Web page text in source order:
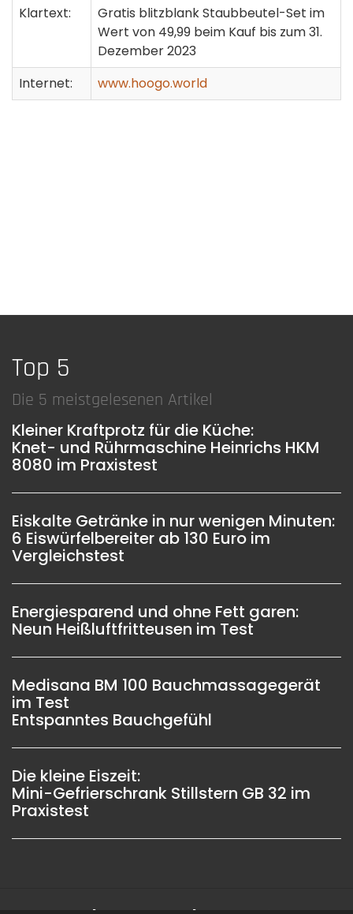
Klartext:
Gratis blitzblank Staubbeutel-Set im
Wert von 49,99 beim Kauf bis zum 31.
Dezember 2023
Internet:
www.hoogo.world
Top 5
Die 5 meistgelesenen Artikel
Kleiner Kraftprotz für die Küche:
Knet- und Rührmaschine Heinrichs HKM
8080 im Praxistest
Eiskalte Getränke in nur wenigen Minuten:
6 Eiswürfelbereiter ab 130 Euro im
Vergleichstest
Energiesparend und ohne Fett garen:
Neun Heißluftfritteusen im Test
Medisana BM 100 Bauchmassagegerät
im Test
Entspanntes Bauchgefühl
Die kleine Eiszeit:
Mini-Gefrierschrank Stillstern GB 32 im
Praxistest